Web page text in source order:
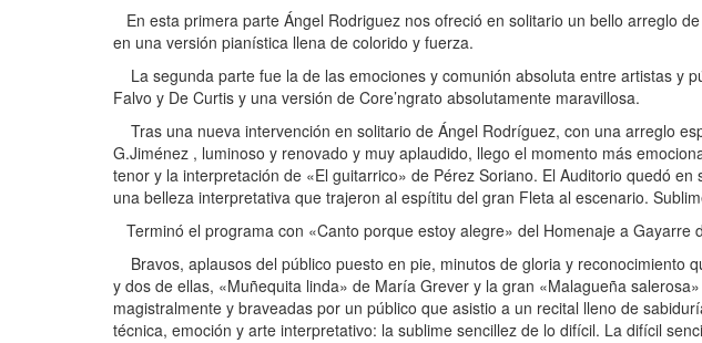
En esta primera parte Ángel Rodriguez nos ofreció en solitario un bello arreglo
en una versión pianística llena de colorido y fuerza.
La segunda parte fue la de las emociones y comunión absoluta entre artistas y
Falvo y De Curtis y una versión de Core’ngrato absolutamente maravillosa.
Tras una nueva intervención en solitario de Ángel Rodríguez, con una arreglo
G.Jiménez , luminoso y renovado y muy aplaudido, llego el momento más
tenor y la interpretación de «El guitarrico» de Pérez Soriano. El Auditorio quedó
una belleza interpretativa que trajeron al espítitu del gran Fleta al escenario.
Terminó el programa con «Canto porque estoy alegre» del Homenaje a Gayarre
Bravos, aplausos del público puesto en pie, minutos de gloria y reconocimiento
y dos de ellas, «Muñequita linda» de María Grever y la gran «Malagueña
magistralmente y braveadas por un público que asistio a un recital lleno de
técnica, emoción y arte interpretativo: la sublime sencillez de lo difícil. La difícil